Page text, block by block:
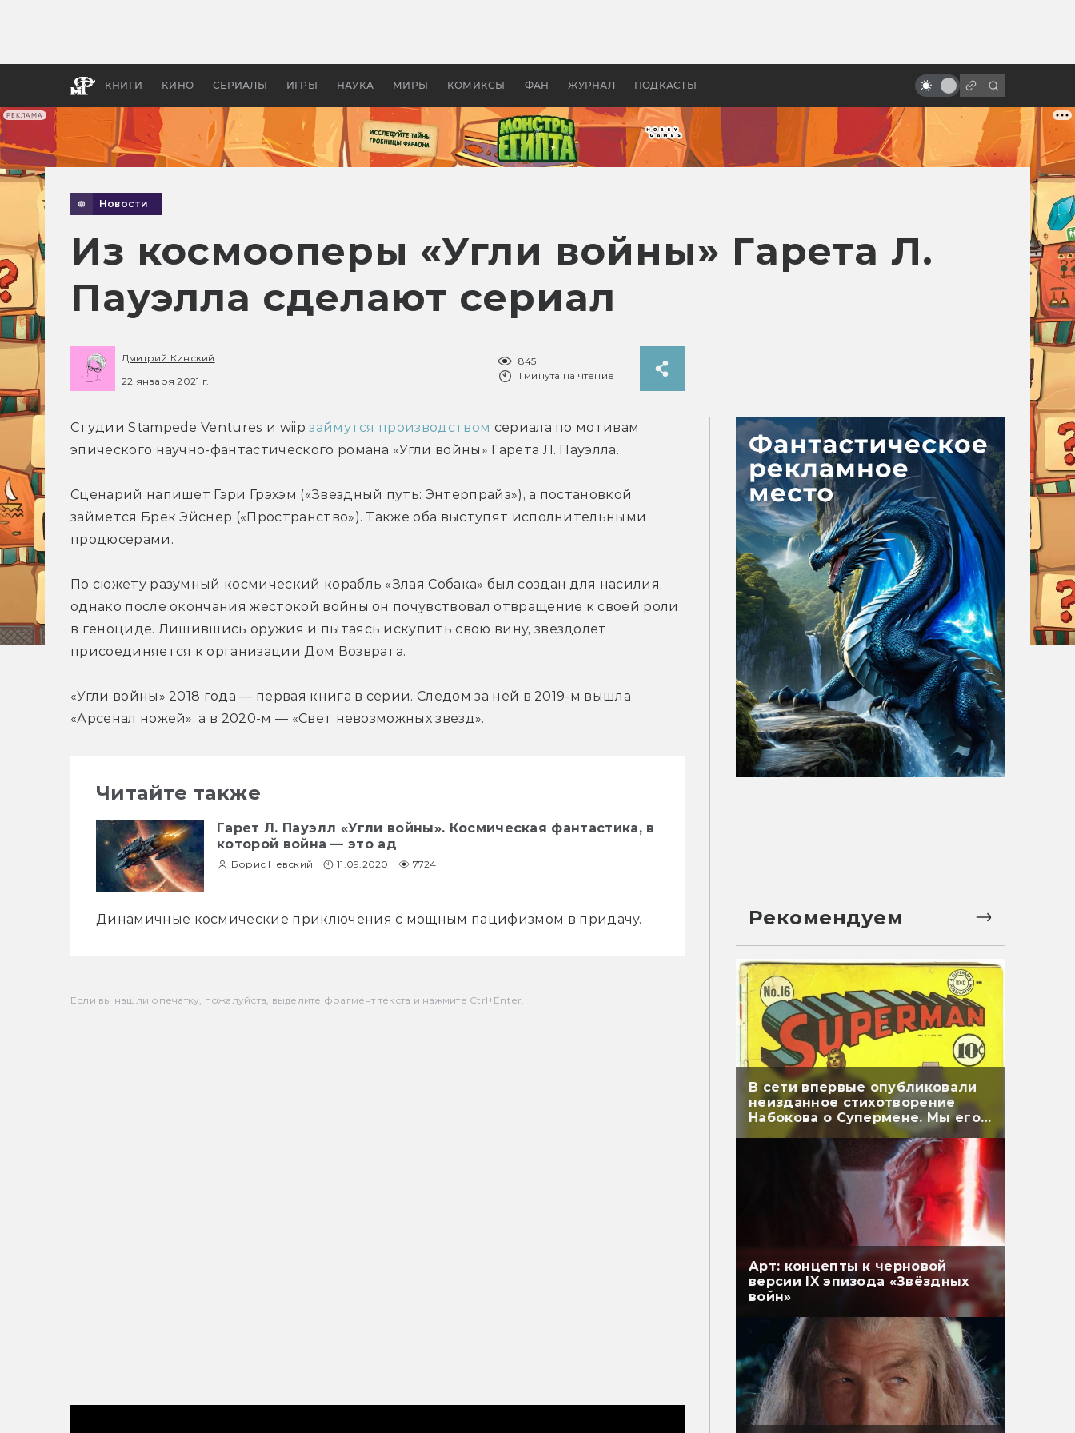
РЕКЛАМА
КНИГИ КИНО СЕРИАЛЫ ИГРЫ НАУКА МИРЫ КОМИКСЫ ФАН ЖУРНАЛ ПОДКАСТЫ
апокалипсис, в России —
бы «Властелина колец»
хочу быть как Кристофер Ли
Новости
Из космооперы «Угли войны» Гарета Л.
Пауэлла сделают сериал
Дмитрий Кинский
22 января 2021 г.
845
1 минута на чтение
Студии Stampede Ventures и wiip займутся производством сериала по мотивам
эпического научно-фантастического романа «Угли войны» Гарета Л. Пауэлла.
Сценарий напишет Гэри Грэхэм («Звездный путь: Энтерпрайз»), а постановкой
займется Брек Эйснер («Пространство»). Также оба выступят исполнительными
продюсерами.
По сюжету разумный космический корабль «Злая Собака» был создан для насилия,
однако после окончания жестокой войны он почувствовал отвращение к своей роли
в геноциде. Лишившись оружия и пытаясь искупить свою вину, звездолет
присоединяется к организации Дом Возврата.
«Угли войны» 2018 года — первая книга в серии. Следом за ней в 2019-м вышла
«Арсенал ножей», а в 2020-м — «Свет невозможных звезд».
Читайте также
Гарет Л. Пауэлл «Угли войны». Космическая фантастика, в
которой война — это ад
Борис Невский 11.09.2020 7724
Динамичные космические приключения с мощным пацифизмом в придачу.
Если вы нашли опечатку, пожалуйста, выделите фрагмент текста и нажмите Ctrl+Enter.
Рекомендуем
В сети впервые опубликовали
неизданное стихотворение
Набокова о Супермене. Мы его
перевели
Арт: концепты к черновой
версии IX эпизода «Звёздных
войн»